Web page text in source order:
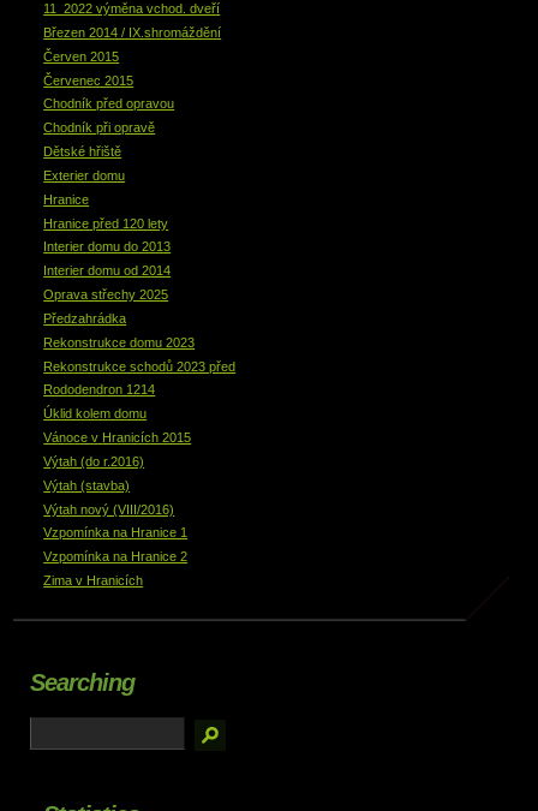
11_2022 výměna vchod. dveří
Březen 2014 / IX.shromáždění
Červen 2015
Červenec 2015
Chodník před opravou
Chodník při opravě
Dětské hřiště
Exterier domu
Hranice
Hranice před 120 lety
Interier domu do 2013
Interier domu od 2014
Oprava střechy 2025
Předzahrádka
Rekonstrukce domu 2023
Rekonstrukce schodů 2023 před
Rododendron 1214
Úklid kolem domu
Vánoce v Hranicích 2015
Výtah (do r.2016)
Výtah (stavba)
Výtah nový (VIII/2016)
Vzpomínka na Hranice 1
Vzpomínka na Hranice 2
Zima v Hranicích
Searching